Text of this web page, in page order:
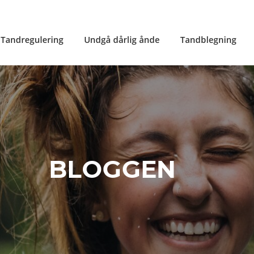
Tandregulering Undgå dårlig ånde Tandblegning
BLOGGEN